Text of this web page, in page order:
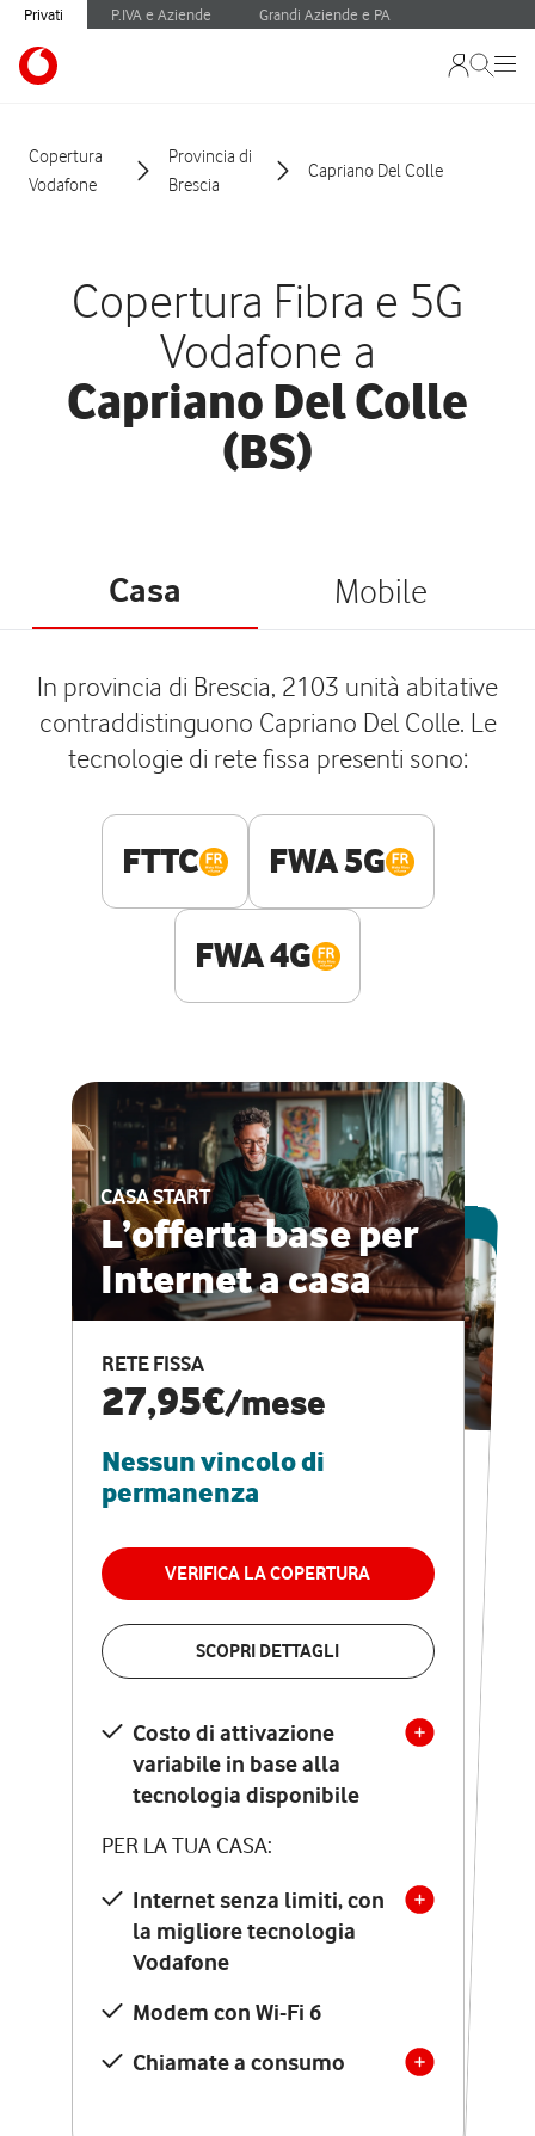
Privati P.IVA e Aziende Grandi Aziende e PA
Copertura
Vodafone
Provincia di
Brescia
Capriano Del Colle
Copertura Fibra e 5G
Vodafone a
Capriano Del Colle
(BS)
Casa Mobile
In provincia di Brescia, 2103 unità abitative
contraddistinguono Capriano Del Colle. Le
tecnologie di rete fissa presenti sono:
FTTC FWA 5G
FWA 4G
CASA START
L’offerta base per
Internet a casa
RETE FISSA
27,95€/mese
Nessun vincolo di
permanenza
VERIFICA LA COPERTURA
SCOPRI DETTAGLI
Costo di attivazione
variabile in base alla
tecnologia disponibile
PER LA TUA CASA:
Internet senza limiti, con
la migliore tecnologia
Vodafone
Modem con Wi-Fi 6
Chiamate a consumo
ESCLUSIVA ONLINE
CASA PRO
Internet veloce e
vantaggi speciali
RETE FISSA + VODAFONE CLUB
29,95€
permanenza
VERIFICA LA COPERTURA
Costo di attivazione
variabile in base alla
tecnologia disponibile
PER LA TUA CASA:
Internet senza limiti, con
la migliore tecnologia
Vodafone
Modem Seven con Wi-Fi 7
Chiamate illimitate verso
numeri fissi e mobili
nazionali